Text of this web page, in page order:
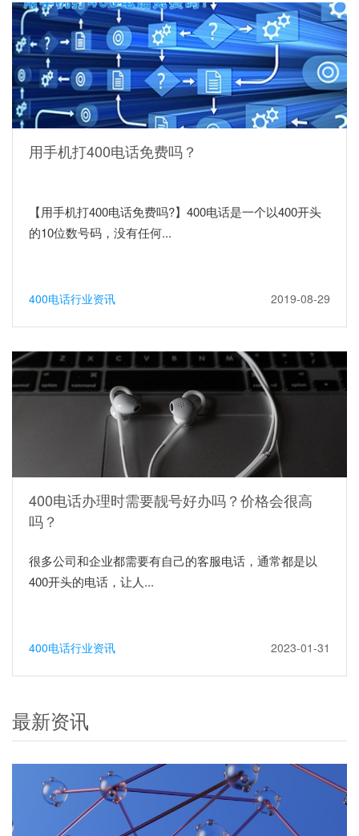
用手机打400电话免费吗？
【用手机打400电话免费吗?】400电话是一个以400开头
的10位数号码，没有任何...
400电话行业资讯 2019-08-29
400电话办理时需要靓号好办吗？价格会很高
吗？
很多公司和企业都需要有自己的客服电话，通常都是以
400开头的电话，让人...
400电话行业资讯 2023-01-31
最新资讯